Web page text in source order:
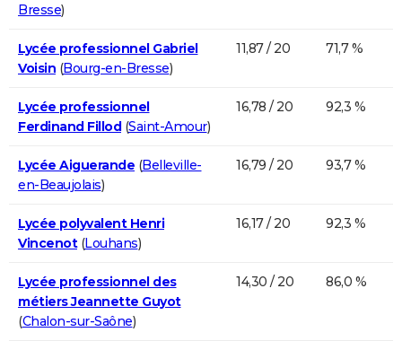
Bresse)
Lycée professionnel Gabriel
Voisin (Bourg-en-Bresse)
11,87 / 20 71,7 %
Lycée professionnel
Ferdinand Fillod(Saint-Amour)
16,78 / 20 92,3 %
Lycée Aiguerande (Belleville-
en-Beaujolais)
16,79 / 20 93,7 %
Lycée polyvalent Henri
Vincenot(Louhans)
16,17 / 20 92,3 %
Lycée professionnel des
métiers Jeannette Guyot
(Chalon-sur-Saône)
14,30 / 20 86,0 %